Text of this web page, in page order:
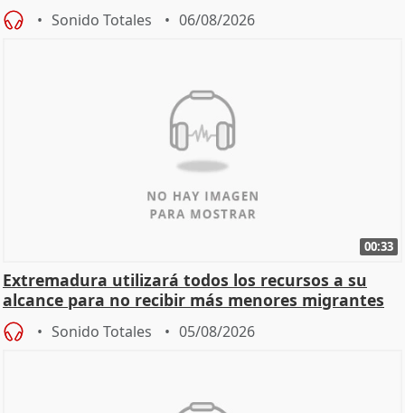
Sonido Totales 06/08/2026
00:33
Extremadura utilizará todos los recursos a su
alcance para no recibir más menores migrantes
Sonido Totales 05/08/2026